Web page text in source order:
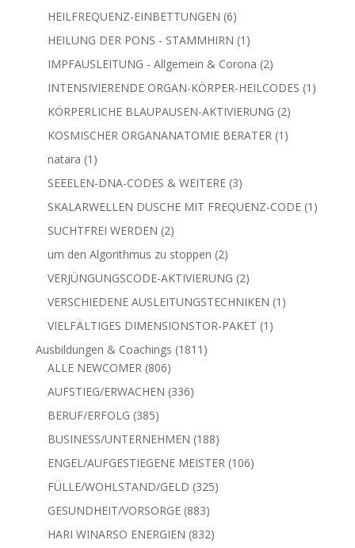
HEILFREQUENZ-EINBETTUNGEN 66
Produkte
HEILUNG DER PONS - STAMMHIRN 1 1
Produkt
IMPFAUSLEITUNG - Allgemein & Corona 22
Produkte
INTENSIVIERENDE ORGAN-KÖRPER-HEILCODES 1 1
KÖRPERLICHE BLAUPAUSEN-AKTIVIERUNG 22
Produkte
KOSMISCHER ORGANANATOMIE BERATER 1 1
natara 1 1
Produkt
SEEELEN-DNA-CODES & WEITERE 33
Produkte
SKALARWELLEN DUSCHE MIT FREQUENZ-CODE 1 1
SUCHTFREI WERDEN 22
Produkte
um den Algorithmus zu stoppen 22
Produkte
VERJÜNGUNGSCODE-AKTIVIERUNG 22
Produkte
VERSCHIEDENE AUSLEITUNGSTECHNIKEN 1 1
VIELFÄLTIGES DIMENSIONSTOR-PAKET 1 1
Ausbildungen & Coachings 1811 1811
ALLE NEWCOMER 806806
Produkte
AUFSTIEG/ERWACHEN 336336
BERUF/ERFOLG 385385
Produkte
BUSINESS/UNTERNEHMEN 188188
Produkte
ENGEL/AUFGESTIEGENE MEISTER 106106
FÜLLE/WOHLSTAND/GELD 325325
GESUNDHEIT/VORSORGE 883883
Produkte
HARI WINARSO ENERGIEN 832832